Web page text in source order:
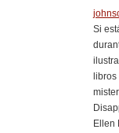
Si
Ellen